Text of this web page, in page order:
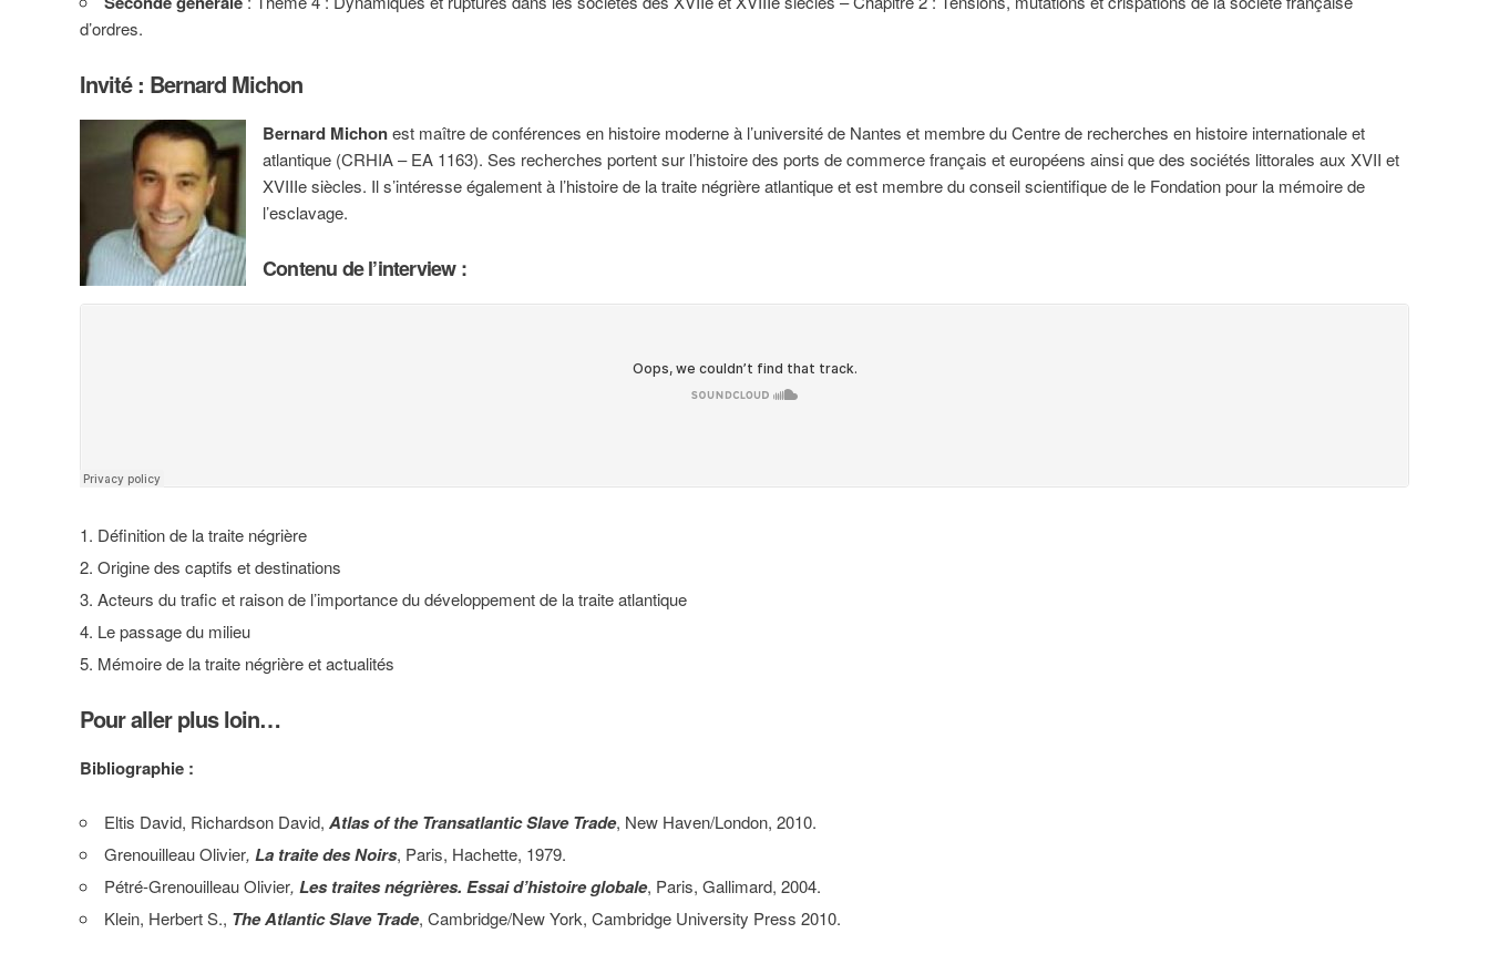
d’ordres.
Invité : Bernard Michon
Bernard Michonest maître de conférences en histoire moderne à l’université de Nantes et membre du Centre de recherches en histoire internationale et
atlantique (CRHIA – EA 1163). Ses recherches portent sur l’histoire des ports de commerce français et européens ainsi que des sociétés littorales aux XVII et
XVIIIe siècles. Il s’intéresse également à l’histoire de la traite négrière atlantique et est membre du conseil scientifique de le Fondation pour la mémoire de
l’esclavage.
Contenu de l’interview :
Définition de la traite négrière
Origine des captifs et destinations
Acteurs du trafic et raison de l’importance du développement de la traite atlantique
Le passage du milieu
Mémoire de la traite négrière et actualités
Pour aller plus loin…
Bibliographie :
Eltis David, Richardson David, Atlas of the Transatlantic Slave Trade, New Haven/London, 2010.
Grenouilleau Olivier, La traite des Noirs, Paris, Hachette, 1979.
Pétré-Grenouilleau Olivier, Les traites négrières. Essai d’histoire globale, Paris, Gallimard, 2004.
Klein, Herbert S., The Atlantic Slave Trade, Cambridge/New York, Cambridge University Press 2010.